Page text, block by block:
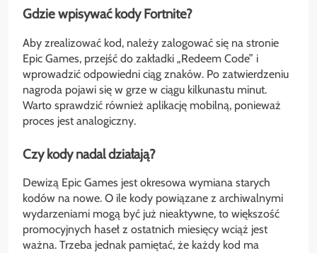
Gdzie wpisywać kody Fortnite?
Aby zrealizować kod, należy zalogować się na stronie
Epic Games, przejść do zakładki „Redeem Code” i
wprowadzić odpowiedni ciąg znaków. Po zatwierdzeniu
nagroda pojawi się w grze w ciągu kilkunastu minut.
Warto sprawdzić również aplikację mobilną, ponieważ
proces jest analogiczny.
Czy kody nadal działają?
Dewizą Epic Games jest okresowa wymiana starych
kodów na nowe. O ile kody powiązane z archiwalnymi
wydarzeniami mogą być już nieaktywne, to większość
promocyjnych haseł z ostatnich miesięcy wciąż jest
ważna. Trzeba jednak pamiętać, że każdy kod ma